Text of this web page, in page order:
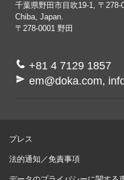
千葉県野田市目吹19-1, 〒
Chiba, Japan.
〒278-0001 野田
+81 4 7129 1857
em@doka.com,
プレス
法的通知／免責事項